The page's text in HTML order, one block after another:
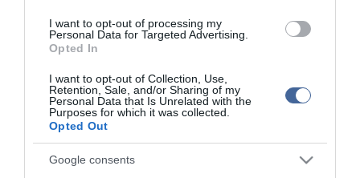
I want to opt-out of processing my
Personal Data for Targeted Advertising.
Opted In
I want to opt-out of Collection, Use,
Retention, Sale, and/or Sharing of my
Personal Data that Is Unrelated with the
Purposes for which it was collected.
Opted Out
Google consents